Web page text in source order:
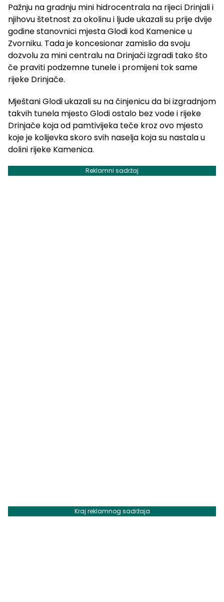
Pažnju na gradnju mini hidrocentrala na rijeci Drinjali i
njihovu štetnost za okolinu i ljude ukazali su prije dvije
godine stanovnici mjesta Glodi kod Kamenice u
Zvorniku. Tada je koncesionar zamislio da svoju
dozvolu za mini centralu na Drinjači izgradi tako što
če praviti podzemne tunele i promijeni tok same
rijeke Drinjače.
Mještani Glodi ukazali su na činjenicu da bi izgradnjom
takvih tunela mjesto Glodi ostalo bez vode i rijeke
Drinjače koja od pamtivijeka teče kroz ovo mjesto
koje je kolijevka skoro svih naselja koja su nastala u
dolini rijeke Kamenica.
Reklamni sadržaj
Kraj reklamnog sadržaja